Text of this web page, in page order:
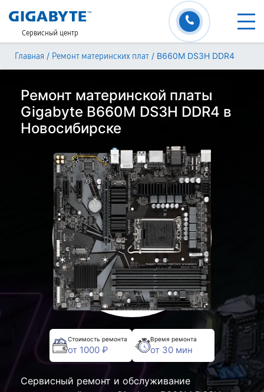
Сервисный центр
Главная / Ремонт материнских плат / B660M DS3H DDR4
Ремонт материнской платы
Gigabyte B660M DS3H DDR4 в
Новосибирске
Стоимость ремонта
от 1000 ₽
Время ремонта
от 30 мин
Сервисный ремонт и обслуживание